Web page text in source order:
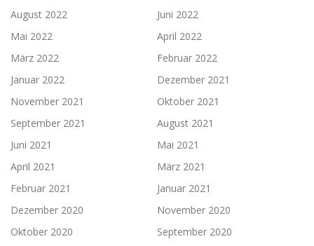
August 2022
Juni 2022
Mai 2022
April 2022
März 2022
Februar 2022
Januar 2022
Dezember 2021
November 2021
Oktober 2021
September 2021
August 2021
Juni 2021
Mai 2021
April 2021
März 2021
Februar 2021
Januar 2021
Dezember 2020
November 2020
Oktober 2020
September 2020